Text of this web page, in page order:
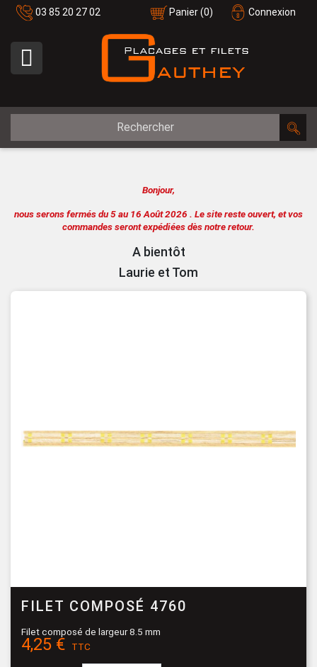
03 85 20 27 02 Connexion
Panier(0)

Bonjour,
nous serons fermés du 5 au 16 Août 2026 . Le site reste ouvert, et vos
commandes seront expédiées dès notre retour.
A bientôt
Laurie et Tom
FILET COMPOSÉ 4760
Filet composé de largeur 8.5 mm
4,25 € TTC